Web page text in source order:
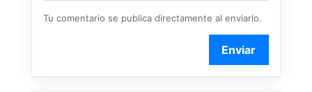
Tu comentario se publica directamente al enviarlo.
Enviar